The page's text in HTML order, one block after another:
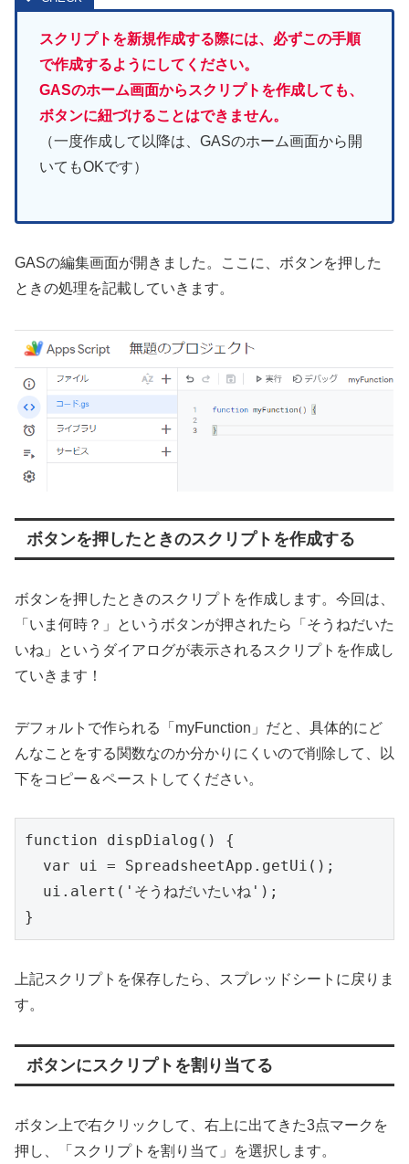
スクリプトを新規作成する際には、必ずこの手順
で作成するようにしてください。
GASのホーム画面からスクリプトを作成しても、
ボタンに紐づけることはできません。
（一度作成して以降は、GASのホーム画面から開
いてもOKです）
GASの編集画面が開きました。ここに、ボタンを押した
ときの処理を記載していきます。
ボタンを押したときのスクリプトを作成する
ボタンを押したときのスクリプトを作成します。今回は、
「いま何時？」というボタンが押されたら「そうねだいた
いね」というダイアログが表示されるスクリプトを作成し
ていきます！
デフォルトで作られる「myFunction」だと、具体的にど
んなことをする関数なのか分かりにくいので削除して、以
下をコピー＆ペーストしてください。
function dispDialog() {
  var ui = SpreadsheetApp.getUi();
  ui.alert('そうねだいたいね');
}
上記スクリプトを保存したら、スプレッドシートに戻りま
す。
ボタンにスクリプトを割り当てる
ボタン上で右クリックして、右上に出てきた3点マークを
押し、「スクリプトを割り当て」を選択します。